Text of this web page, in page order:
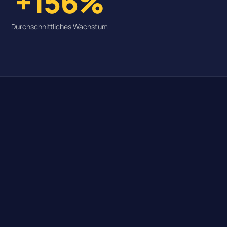
Durchschnittliches Wachstum